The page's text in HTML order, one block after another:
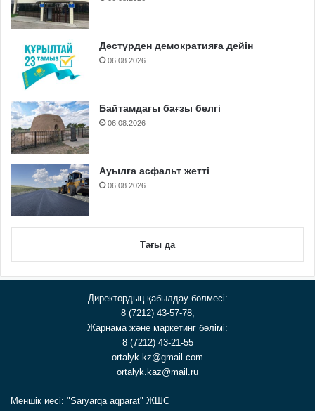
Дәстүрден демократияға дейін
06.08.2026
Байтамдағы бағзы белгі
06.08.2026
Ауылға асфальт жетті
06.08.2026
Тағы да
Директордың қабылдау бөлмесі:
8 (7212) 43-57-78,
Жарнама және маркетинг бөлімі:
8 (7212) 43-21-55
ortalyk.kz@gmail.com
ortalyk.kaz@mail.ru
Меншік иесі: "Saryarqa aqparat" ЖШС